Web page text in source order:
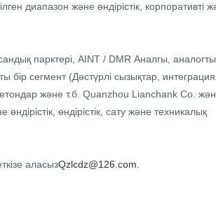
диапазон және өндірістік, корпоративті
парктері, AINT / DMR Аналгы,
сегмент (Дәстүрлі сызықтар,
және т.б. Quanzhou Lianchank Co.
өндірістік, сату және техникалық
аласызQzlcdz@126.com